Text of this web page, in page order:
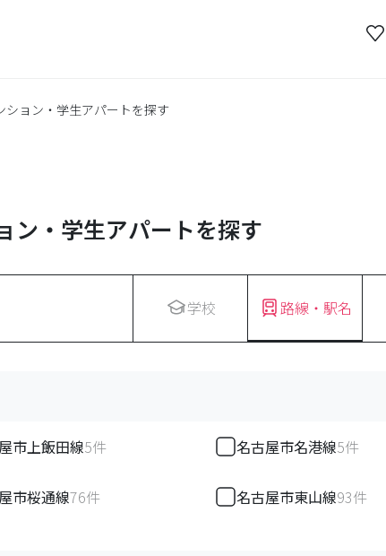
ョン・学生アパートを探す
ン・学生アパートを探す
学校 路線・駅名
市上飯田線5件 名古屋市名港線5件
市桜通線76件 名古屋市東山線93件